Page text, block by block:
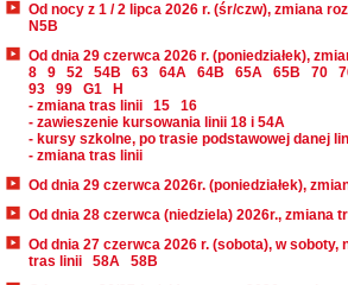
Od nocy z 1 / 2 lipca 2026 r. (śr/czw), zmiana
N5B
Od dnia 29 czerwca 2026 r. (poniedziałek),
8
9 52 54B 63 64A 64B 65A 65B 70
93
99 G1
H
- zmiana tras linii
15
16
- zawieszenie kursowania linii 18 i 54A
- kursy szkolne, po trasie podstawowej danej
- zmiana tras linii
Od dnia 29 czerwca 2026r. (poniedziałek),
Od dnia 28 czerwca (niedziela) 2026r., zmiana
Od dnia 27 czerwca 2026 r. (sobota), w soboty,
tras linii
58A
58B